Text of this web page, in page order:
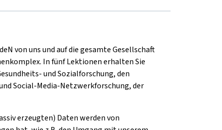
von uns und auf die gesamte Gesellschaft
In fünf Lektionen erhalten Sie
und Sozialforschung, den
Social-Media-Netzwerkforschung, der
erzeugten) Daten werden von